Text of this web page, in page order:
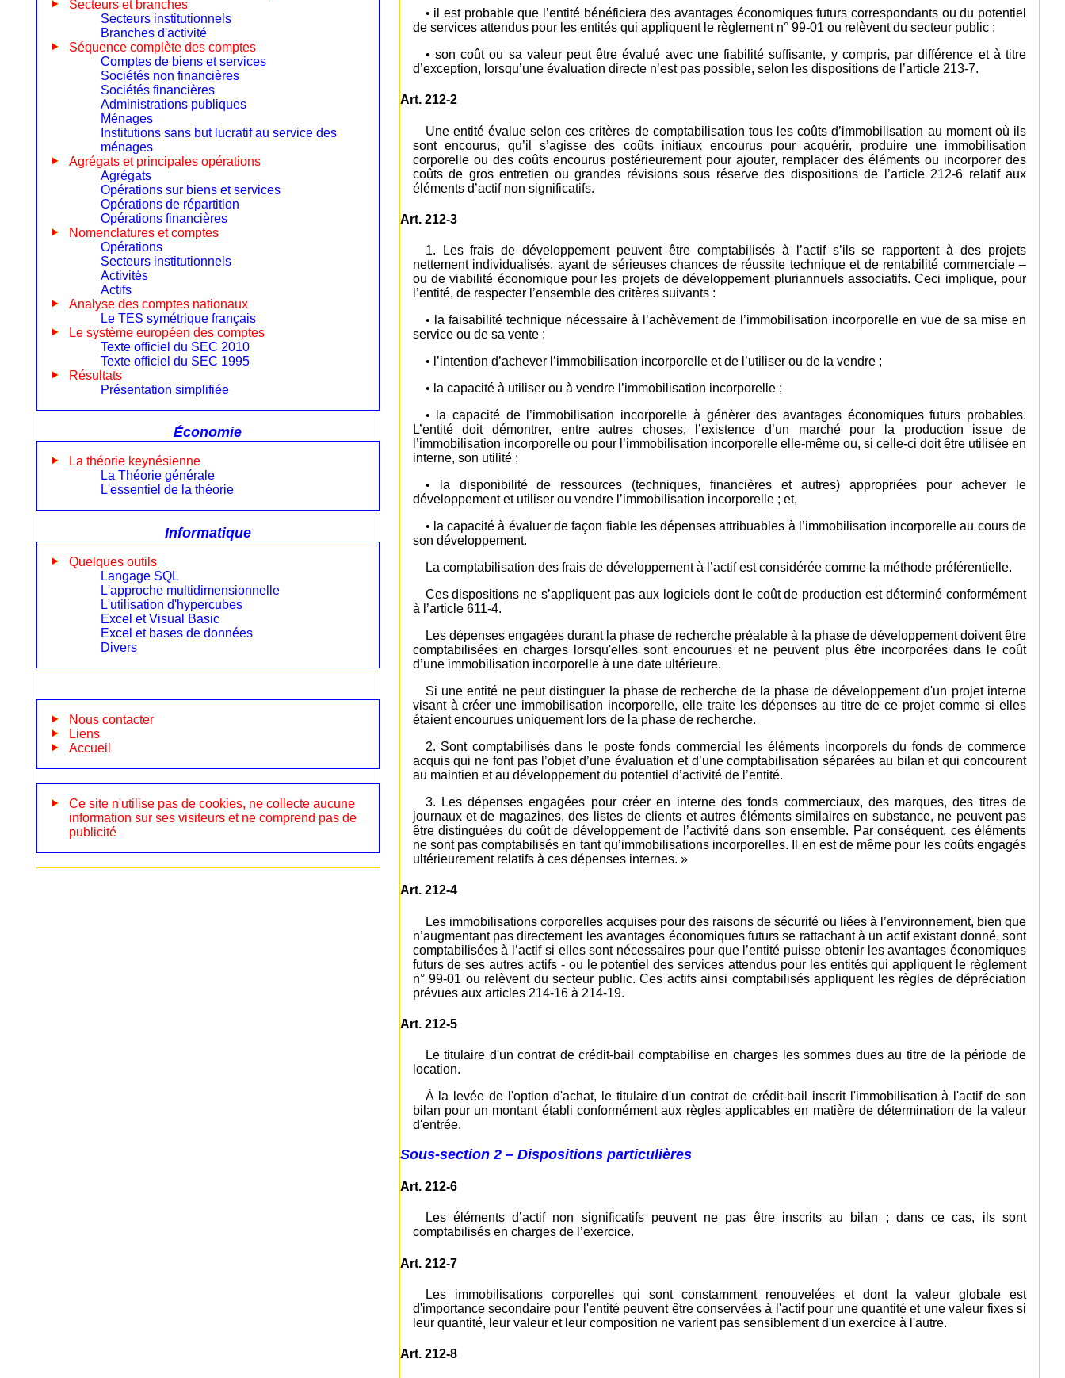
• il est probable que l’entité bénéficiera des avantages économiques futurs correspondants ou du potentiel
de services attendus pour les entités qui appliquent le règlement n° 99-01 ou relèvent du secteur public ;
• son coût ou sa valeur peut être évalué avec une fiabilité suffisante, y compris, par différence et à titre
d’exception, lorsqu’une évaluation directe n’est pas possible, selon les dispositions de l’article 213-7.
Art. 212-2
Une entité évalue selon ces critères de comptabilisation tous les coûts d’immobilisation au moment où ils
sont encourus, qu’il s’agisse des coûts initiaux encourus pour acquérir, produire une immobilisation
corporelle ou des coûts encourus postérieurement pour ajouter, remplacer des éléments ou incorporer des
coûts de gros entretien ou grandes révisions sous réserve des dispositions de l’article 212-6 relatif aux
éléments d’actif non significatifs.
Art. 212-3
1. Les frais de développement peuvent être comptabilisés à l’actif s’ils se rapportent à des projets
nettement individualisés, ayant de sérieuses chances de réussite technique et de rentabilité commerciale –
ou de viabilité économique pour les projets de développement pluriannuels associatifs. Ceci implique, pour
l’entité, de respecter l’ensemble des critères suivants :
• la faisabilité technique nécessaire à l’achèvement de l’immobilisation incorporelle en vue de sa mise en
service ou de sa vente ;
• l’intention d’achever l’immobilisation incorporelle et de l’utiliser ou de la vendre ;
• la capacité à utiliser ou à vendre l’immobilisation incorporelle ;
• la capacité de l’immobilisation incorporelle à génèrer des avantages économiques futurs probables.
L’entité doit démontrer, entre autres choses, l’existence d’un marché pour la production issue de
l’immobilisation incorporelle ou pour l’immobilisation incorporelle elle-même ou, si celle-ci doit être utilisée en
interne, son utilité ;
• la disponibilité de ressources (techniques, financières et autres) appropriées pour achever le
développement et utiliser ou vendre l’immobilisation incorporelle ; et,
• la capacité à évaluer de façon fiable les dépenses attribuables à l’immobilisation incorporelle au cours de
son développement.
La comptabilisation des frais de développement à l’actif est considérée comme la méthode préférentielle.
Ces dispositions ne s’appliquent pas aux logiciels dont le coût de production est déterminé conformément
à l’article 611-4.
Les dépenses engagées durant la phase de recherche préalable à la phase de développement doivent être
comptabilisées en charges lorsqu'elles sont encourues et ne peuvent plus être incorporées dans le coût
d’une immobilisation incorporelle à une date ultérieure.
Si une entité ne peut distinguer la phase de recherche de la phase de développement d'un projet interne
visant à créer une immobilisation incorporelle, elle traite les dépenses au titre de ce projet comme si elles
étaient encourues uniquement lors de la phase de recherche.
2. Sont comptabilisés dans le poste fonds commercial les éléments incorporels du fonds de commerce
acquis qui ne font pas l’objet d’une évaluation et d’une comptabilisation séparées au bilan et qui concourent
au maintien et au développement du potentiel d’activité de l’entité.
3. Les dépenses engagées pour créer en interne des fonds commerciaux, des marques, des titres de
journaux et de magazines, des listes de clients et autres éléments similaires en substance, ne peuvent pas
être distinguées du coût de développement de l’activité dans son ensemble. Par conséquent, ces éléments
ne sont pas comptabilisés en tant qu’immobilisations incorporelles. Il en est de même pour les coûts engagés
ultérieurement relatifs à ces dépenses internes. »
Art. 212-4
Les immobilisations corporelles acquises pour des raisons de sécurité ou liées à l’environnement, bien que
n’augmentant pas directement les avantages économiques futurs se rattachant à un actif existant donné, sont
comptabilisées à l’actif si elles sont nécessaires pour que l’entité puisse obtenir les avantages économiques
futurs de ses autres actifs - ou le potentiel des services attendus pour les entités qui appliquent le règlement
n° 99-01 ou relèvent du secteur public. Ces actifs ainsi comptabilisés appliquent les règles de dépréciation
prévues aux articles 214-16 à 214-19.
Art. 212-5
Le titulaire d'un contrat de crédit-bail comptabilise en charges les sommes dues au titre de la période de
location.
À la levée de l'option d'achat, le titulaire d'un contrat de crédit-bail inscrit l'immobilisation à l'actif de son
bilan pour un montant établi conformément aux règles applicables en matière de détermination de la valeur
d'entrée.
Sous-section 2 – Dispositions particulières
Art. 212-6
Les éléments d’actif non significatifs peuvent ne pas être inscrits au bilan ; dans ce cas, ils sont
comptabilisés en charges de l’exercice.
Art. 212-7
Les immobilisations corporelles qui sont constamment renouvelées et dont la valeur globale est
d'importance secondaire pour l'entité peuvent être conservées à l'actif pour une quantité et une valeur fixes si
leur quantité, leur valeur et leur composition ne varient pas sensiblement d'un exercice à l'autre.
Art. 212-8
Secteurs et branches
Secteurs institutionnels
Branches d'activité
Séquence complète des comptes
Comptes de biens et services
Sociétés non financières
Sociétés financières
Administrations publiques
Ménages
Institutions sans but lucratif au service des
ménages
Agrégats et principales opérations
Agrégats
Opérations sur biens et services
Opérations de répartition
Opérations financières
Nomenclatures et comptes
Opérations
Secteurs institutionnels
Activités
Actifs
Analyse des comptes nationaux
Le TES symétrique français
Le système européen des comptes
Texte officiel du SEC 2010
Texte officiel du SEC 1995
Résultats
Présentation simplifiée
Économie
La théorie keynésienne
La Théorie générale
L'essentiel de la théorie
Informatique
Quelques outils
Langage SQL
L'approche multidimensionnelle
L'utilisation d'hypercubes
Excel et Visual Basic
Excel et bases de données
Divers
Nous contacter
Liens
Accueil
Ce site n'utilise pas de cookies, ne collecte aucune
information sur ses visiteurs et ne comprend pas de
publicité